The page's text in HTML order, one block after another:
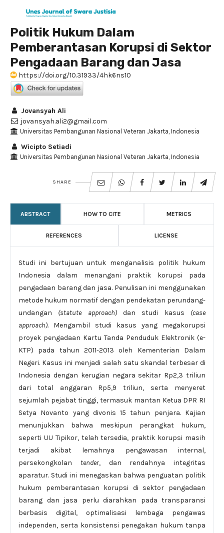
Politik Hukum Dalam
Pemberantasan Korupsi di Sektor
Pengadaan Barang dan Jasa
https://doi.org/10.31933/4hk6ns10
Jovansyah Ali
jovansyah.ali2@gmail.com
Universitas Pembangunan Nasional Veteran Jakarta, Indonesia
Wicipto Setiadi
Universitas Pembangunan Nasional Veteran Jakarta, Indonesia
SHARE
ABSTRACT HOW TO CITE METRICS
REFERENCES LICENSE
Studi ini bertujuan untuk menganalisis politik hukum
Indonesia dalam menangani praktik korupsi pada
pengadaan barang dan jasa. Penulisan ini menggunakan
metode hukum normatif dengan pendekatan perundang-
undangan (statute approach)dan studi kasus (case
approach). Mengambil studi kasus yang megakorupsi
proyek pengadaan Kartu Tanda Penduduk Elektronik (e-
KTP) pada tahun 2011-2013 oleh Kementerian Dalam
Negeri. Kasus ini menjadi salah satu skandal terbesar di
Indonesia dengan kerugian negara sekitar Rp2,3 triliun
dari total anggaran Rp5,9 triliun, serta menyeret
sejumlah pejabat tinggi, termasuk mantan Ketua DPR RI
Setya Novanto yang divonis 15 tahun penjara. Kajian
menunjukkan bahwa meskipun perangkat hukum,
seperti UU Tipikor, telah tersedia, praktik korupsi masih
terjadi akibat lemahnya pengawasan internal,
persekongkolan tender, dan rendahnya integritas
aparatur. Studi ini menegaskan bahwa penguatan politik
hukum pemberantasan korupsi di sektor pengadaan
barang dan jasa perlu diarahkan pada transparansi
berbasis digital, optimalisasi lembaga pengawas
independen, serta konsistensi penegakan hukum tanpa